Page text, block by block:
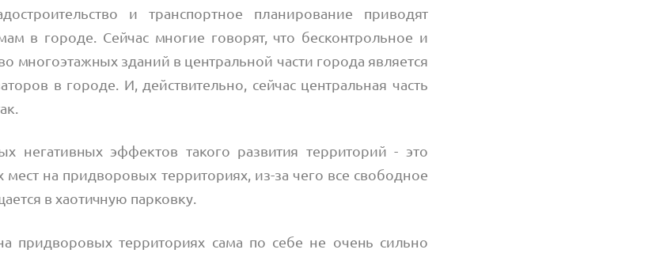
и транспортное планирование приводят
в городе. Сейчас многие говорят, что бесконтрольное и
многоэтажных зданий в центральной части города является
в городе. И, действительно, сейчас центральная часть
негативных эффектов такого развития территорий - это
мест на придворовых территориях, из-за чего все свободное
в хаотичную парковку.
придворовых территориях сама по себе не очень сильно